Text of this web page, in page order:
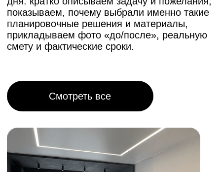
Состояние дома. Ремонт старого дома
может потребовать дополнительных
демонтажных и черновых работ, что
увеличит смету.
это влияет на итоговую стоимость.
Материалы. Стоимость материалов может
варьироваться от эконом до премиум-
класса. Мы поможем вам подобрать
Дополнительные работы. Если вы хотите
включить в ремонт внешнюю отделку или
благоустройство участка, это также
отразится на итоговой цене.